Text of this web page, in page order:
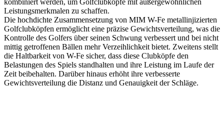
kombiniert werden, um Golfclubköpfe mit außergewöhnlichen
Leistungsmerkmalen zu schaffen.
Die hochdichte Zusammensetzung von MIM W-Fe metallinjizierten
Golfclubköpfen ermöglicht eine präzise Gewichtsverteilung, was die
Kontrolle des Golfers über seinen Schwung verbessert und bei nicht
mittig getroffenen Bällen mehr Verzeihlichkeit bietet. Zweitens stellt
die Haltbarkeit von W-Fe sicher, dass diese Clubköpfe den
Belastungen des Spiels standhalten und ihre Leistung im Laufe der
Zeit beibehalten. Darüber hinaus erhöht ihre verbesserte
Gewichtsverteilung die Distanz und Genauigkeit der Schläge.